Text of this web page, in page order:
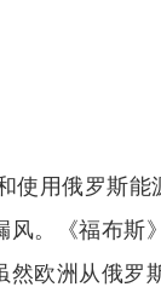
使用俄罗斯能
风。《福布
然欧洲从俄